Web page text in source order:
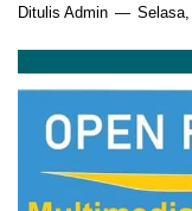
Ditulis Admin